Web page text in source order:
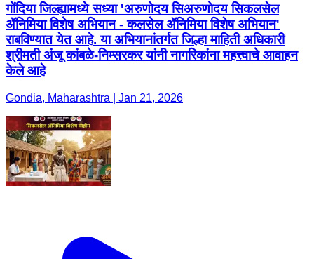
​गोंदिया जिल्ह्यामध्ये सध्या 'अरुणोदय सिअरुणोदय सिकलसेल
ॲनिमिया विशेष अभियान - कलसेल ॲनिमिया विशेष अभियान'
राबविण्यात येत आहे. या अभियानांतर्गत जिल्हा माहिती अधिकारी
श्रीमती अंजू कांबळे-निम्सरकर यांनी नागरिकांना महत्त्वाचे आवाहन
केले आहे
Gondia, Maharashtra | Jan 21, 2026